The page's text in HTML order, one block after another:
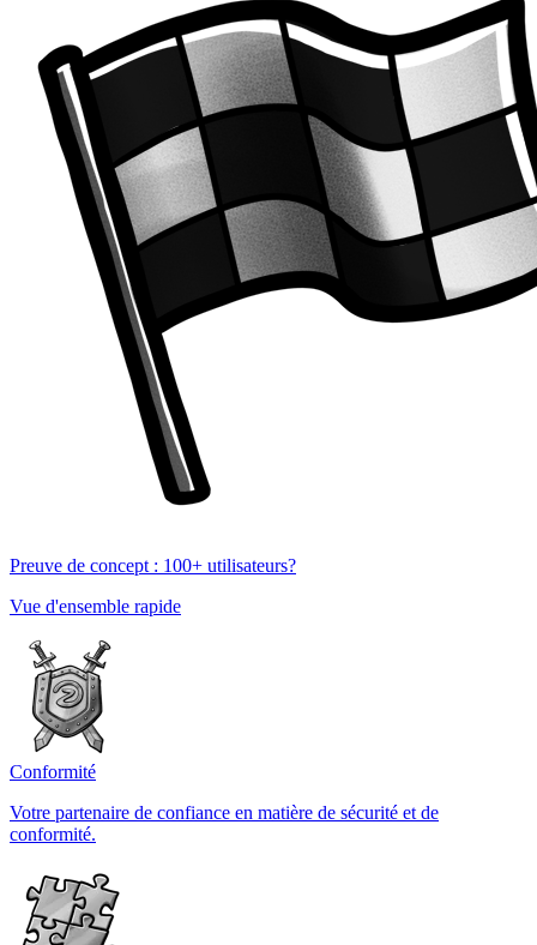
Preuve de concept : 100+ utilisateurs?
Vue d'ensemble rapide
Conformité
Votre partenaire de confiance en matière de sécurité et de
conformité.